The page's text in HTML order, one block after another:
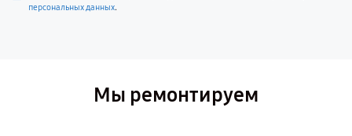
персональных данных.
Мы ремонтируем